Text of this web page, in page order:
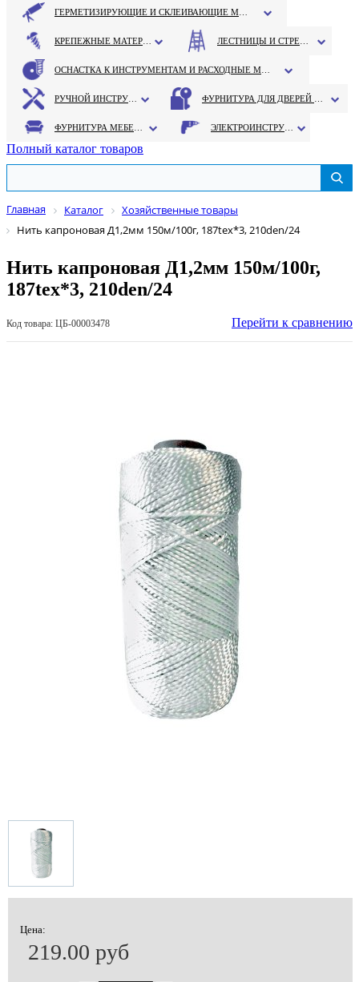
Полный каталог товаров
Главная Каталог
Хозяйственные товары
Нить капроновая Д1,2мм 150м/100г, 187tex*3, 210den/24
Нить капроновая Д1,2мм 150м/100г,
187tex*3, 210den/24
Код товара: ЦБ-00003478 Перейти к сравнению
Цена:
219.00 руб